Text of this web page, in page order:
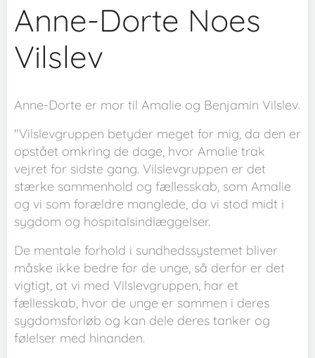
Anne-Dorte Noes
Vilslev
Anne-Dorte er mor til Amalie og Benjamin Vilslev.
"Vilslevgruppen betyder meget for mig, da den er
opstået omkring de dage, hvor Amalie trak
vejret for sidste gang. Vilslevgruppen er det
stærke sammenhold og fællesskab, som Amalie
og vi som forældre manglede, da vi stod midt i
sygdom og hospitalsindlæggelser.
De mentale forhold i sundhedssystemet bliver
måske ikke bedre for de unge, så derfor er det
vigtigt, at vi med Vilslevgruppen, har et
fællesskab, hvor de unge er sammen i deres
sygdomsforløb og kan dele deres tanker og
følelser med hinanden.